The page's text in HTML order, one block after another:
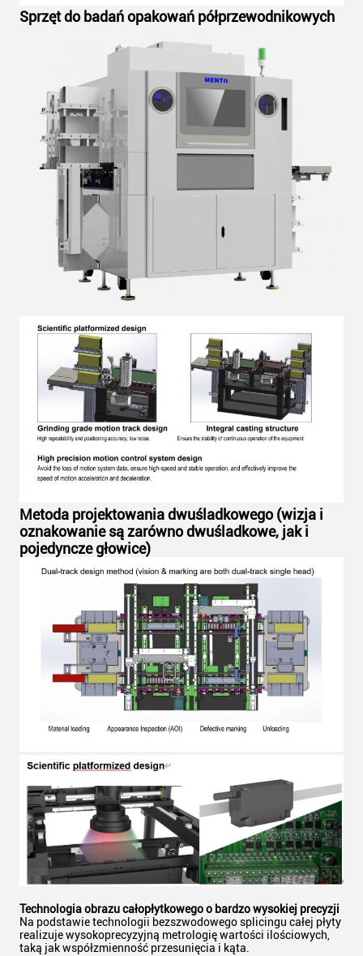
Sprzęt do badań opakowań półprzewodnikowych
Metoda projektowania dwuśladkowego (wizja i
oznakowanie są zarówno dwuśladkowe, jak i
pojedyncze głowice)
Technologia obrazu całopłytkowego o bardzo wysokiej precyzji
Na podstawie technologii bezszwodowego splicingu całej płyty
realizuje wysokoprecyzyjną metrologię wartości ilościowych,
taką jak współzmienność przesunięcia i kąta.